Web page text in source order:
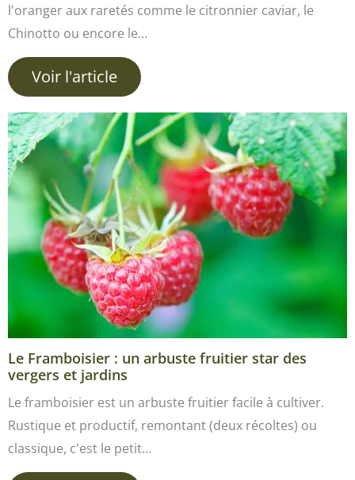
l'oranger aux raretés comme le citronnier caviar, le
Chinotto ou encore le…
Voir l'article
Le Framboisier : un arbuste fruitier star des
vergers et jardins
Le framboisier est un arbuste fruitier facile à cultiver.
Rustique et productif, remontant (deux récoltes) ou
classique, c'est le petit…